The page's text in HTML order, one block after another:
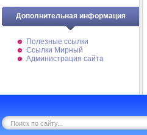
Дополнительная информация
Полезные ссылки
Ссылки Мирный
Администрация сайта